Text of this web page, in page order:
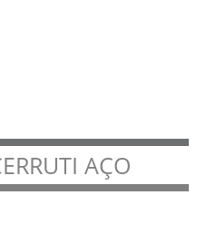
AÇO